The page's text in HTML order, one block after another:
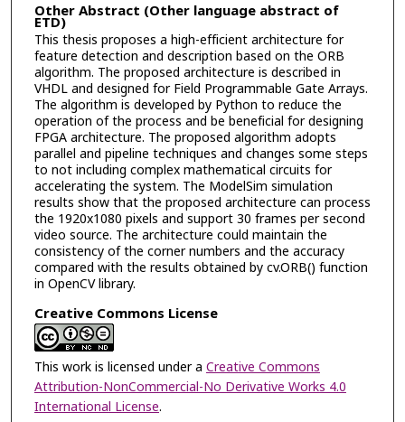
Other Abstract (Other language abstract of
ETD)
This thesis proposes a high-efficient architecture for
feature detection and description based on the ORB
algorithm. The proposed architecture is described in
VHDL and designed for Field Programmable Gate Arrays.
The algorithm is developed by Python to reduce the
operation of the process and be beneficial for designing
FPGA architecture. The proposed algorithm adopts
parallel and pipeline techniques and changes some steps
to not including complex mathematical circuits for
accelerating the system. The ModelSim simulation
results show that the proposed architecture can process
the 1920x1080 pixels and support 30 frames per second
video source. The architecture could maintain the
consistency of the corner numbers and the accuracy
compared with the results obtained by cv.ORB() function
in OpenCV library.
Creative Commons License
This work is licensed under a Creative Commons
Attribution-NonCommercial-No Derivative Works 4.0
International License.